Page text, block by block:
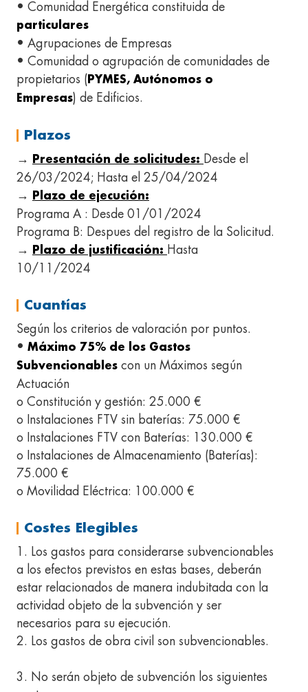
• Comunidad Energética constituida de
particulares
• Agrupaciones de Empresas
• Comunidad o agrupación de comunidades de
propietarios ( PYMES, Autónomos o
Empresas) de Edificios.
Plazos
→ Presentación de solicitudes: Desde el
26/03/2024; Hasta el 25/04/2024
→
Plazo de ejecución:
Programa A : Desde 01/01/2024
Programa B: Despues del registro de la Solicitud.
→
Plazo de justificación: Hasta
10/11/2024
Cuantías
Según los criterios de valoración por puntos.
• Máximo 75% de los Gastos
Subvencionables con un Máximos según
Actuación
o Constitución y gestión: 25.000 €
o Instalaciones FTV sin baterías: 75.000 €
o Instalaciones FTV con Baterías: 130.000 €
o Instalaciones de Almacenamiento (Baterías):
75.000 €
o Movilidad Eléctrica: 100.000 €
Costes Elegibles
1. Los gastos para considerarse subvencionables
a los efectos previstos en estas bases, deberán
estar relacionados de manera indubitada con la
actividad objeto de la subvención y ser
necesarios para su ejecución.
2. Los gastos de obra civil son subvencionables.
3. No serán objeto de subvención los siguientes